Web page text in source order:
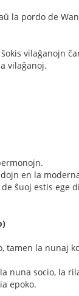
la pordo de
vilaĝanojn
vilaĝanoj.
en la
ŝuoj estis ege
tamen la nunaj
nuna socio, la
epoko.